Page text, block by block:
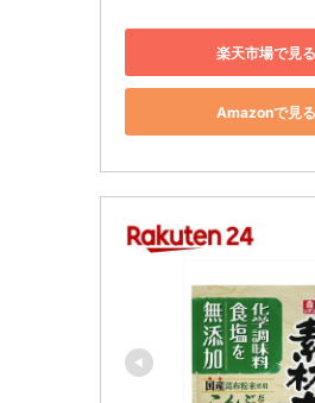
楽天市場で見る
Amazonで見る